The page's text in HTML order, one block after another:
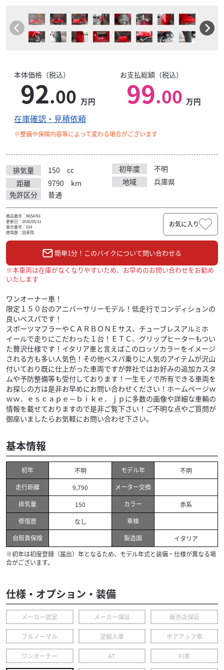
本体価格（税込）
92.00 万円
お支払総額（税込）
99.00 万円
在庫確認・見積依頼
※整備や保険内容等によって変わる場合がございます
排気量 150 cc 初年度
不明
距離
9790 km 地域
兵庫県
免許区分
普通
商品番号：B654781
更新日：2026/05/11
車台番号：014
使用歴：自家用
お気に入り
簡単1分！このバイクについて問い合わせる
※本車両は在庫がなくなりやすいため、お早めのお問い合わせをお勧め
いたします
ワンオーナー車！
限定１５０台のアニバーサリーモデル！低走行でコンディションの
良いベスパです！
スポーツマフラーやＣＡＲＢＯＮＥサス、チューブレスアルミホ
イールで走りにこだわった１台！ＥＴＣ、グリップヒーターもつい
た贅沢仕様です！イタリア車と言えばこのロッソカラーをイメージ
される方も多い人気色！その他ベスパ乗りに人気のアイテムが沢山
付いており既に仕上がった車両ですが弊社ではお好みの追加カスタ
ムや予防整備等も受付しております！一生モノで所有できる車両を
お探しの方は是非お早めにお問い合わせください！ホームページｗ
ｗｗ．ｅｓｃａｐｅ－ｂｉｋｅ．ｊｐに多数の画像や詳細な車輌の
情報を載せておりますので是非ご覧下さい！ご不明な点やご質問が
御座いましたらお気軽にお問い合わせ下さい。
基本情報
初年 不明 モデル年
不明
走行距離
9,790
メーター交換
排気量
150 カラー
赤系
修復歴
なし
車検
自賠責保険
製造国
イタリア
※初年は初度登録（届出）年となるため、モデル年式と装備・仕様が異なる場
合がございます。
仕様・オプション・装備
メーカー認定 メーカー保証 販売店保証
フルノーマル 逆輸入車 ボアアップ車
ワンオーナー AT FI車